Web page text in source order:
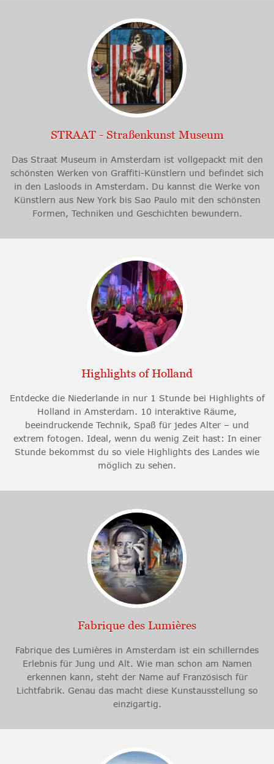
STRAAT - Straßenkunst Museum
Das Straat Museum in Amsterdam ist vollgepackt mit den
schönsten Werken von Graffiti-Künstlern und befindet sich
in den Lasloods in Amsterdam. Du kannst die Werke von
Künstlern aus New York bis Sao Paulo mit den schönsten
Formen, Techniken und Geschichten bewundern.
Highlights of Holland
Entdecke die Niederlande in nur 1 Stunde bei Highlights of
Holland in Amsterdam. 10 interaktive Räume,
beeindruckende Technik, Spaß für jedes Alter – und
extrem fotogen. Ideal, wenn du wenig Zeit hast: In einer
Stunde bekommst du so viele Highlights des Landes wie
möglich zu sehen.
Fabrique des Lumières
Fabrique des Lumières in Amsterdam ist ein schillerndes
Erlebnis für Jung und Alt. Wie man schon am Namen
erkennen kann, steht der Name auf Französisch für
Lichtfabrik. Genau das macht diese Kunstausstellung so
einzigartig.